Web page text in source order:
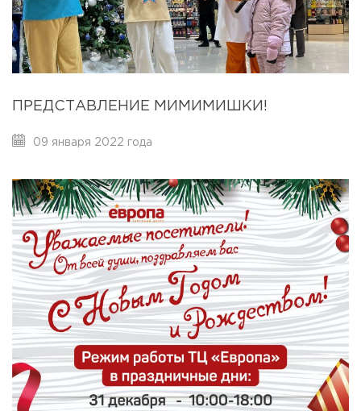
ПРЕДСТАВЛЕНИЕ МИМИМИШКИ!
09 января 2022 года